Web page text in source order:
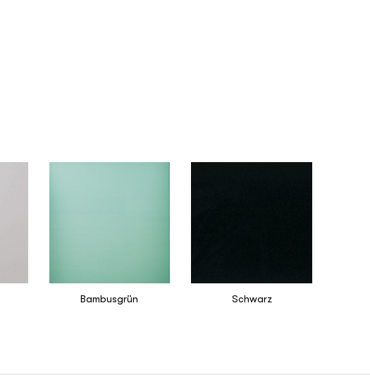
Bambusgrün Schwarz